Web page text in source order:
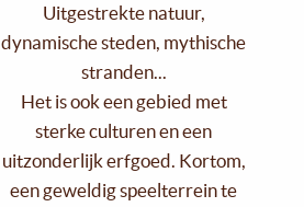
Uitgestrekte natuur,
dynamische steden, mythische
stranden...
Het is ook een gebied met
sterke culturen en een
uitzonderlijk erfgoed. Kortom,
een geweldig speelterrein te